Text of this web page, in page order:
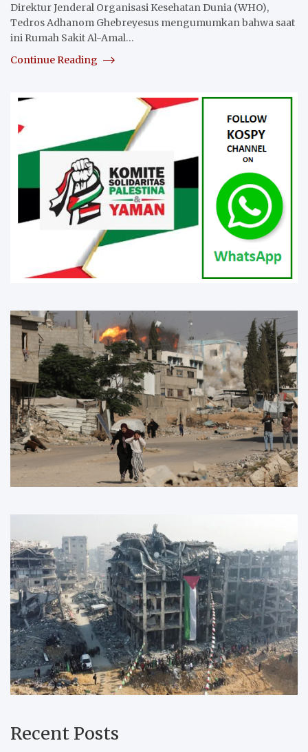
Direktur Jenderal Organisasi Kesehatan Dunia (WHO),
Tedros Adhanom Ghebreyesus mengumumkan bahwa saat
ini Rumah Sakit Al-Amal…
Continue Reading
Recent Posts